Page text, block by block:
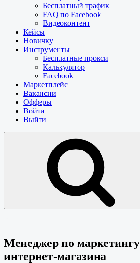
Бесплатный трафик
FAQ по Facebook
Видеоконтент
Кейсы
Новичку
Инструменты
Бесплатные прокси
Калькулятор
Facebook
Маркетплейс
Вакансии
Офферы
Войти
Выйти
Менеджер по маркетингу
интернет-магазина